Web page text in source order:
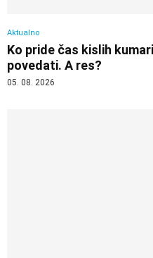
Aktualno
Ko pride čas kislih
povedati. A res?
05. 08. 2026